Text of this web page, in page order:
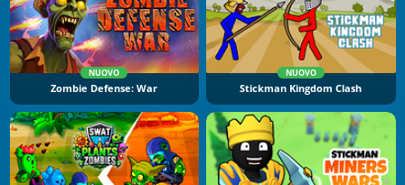
NUOVO
Zombie Defense: War
NUOVO
Stickman Kingdom Clash